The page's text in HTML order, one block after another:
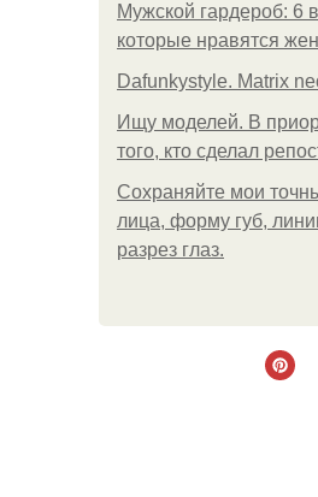
Мужской гардероб: 6
которые нравятся
Dafunkystyle. Matrix
Ищу моделей. В
того, кто сделал
Сохраняйте мои
лица, форму губ,
разрез глаз.